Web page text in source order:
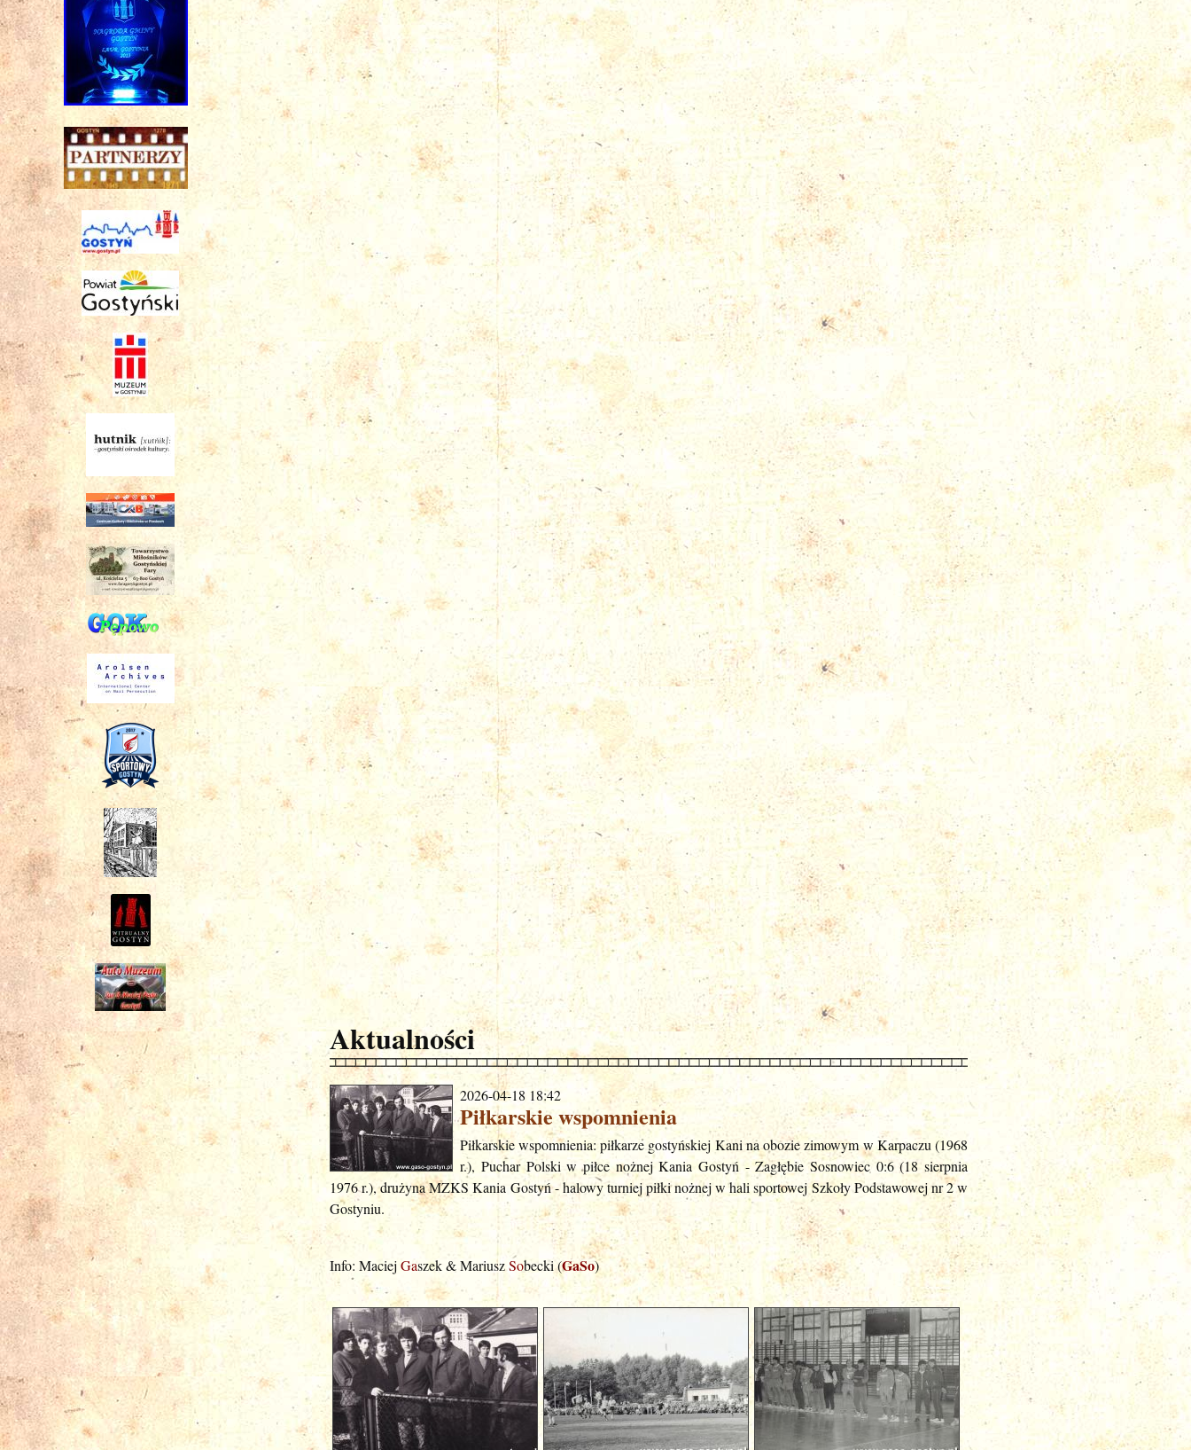
Aktualności
2026-04-18 18:42
Piłkarskie wspomnienia
Piłkarskie wspomnienia: piłkarze gostyńskiej Kani na obozie zimowym w Karpaczu (1968
r.), Puchar Polski w piłce nożnej Kania Gostyń - Zagłębie Sosnowiec 0:6 (18 sierpnia
1976 r.), drużyna MZKS Kania Gostyń - halowy turniej piłki nożnej w hali sportowej Szkoły Podstawowej nr 2 w
Gostyniu.
Info: Maciej Gaszek & MariuszSobecki (GaSo)